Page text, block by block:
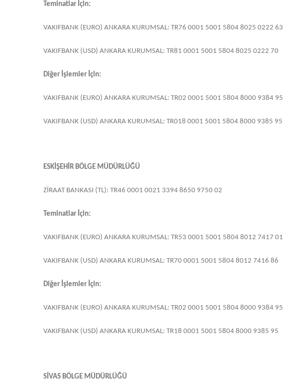
Teminatlar İçin:
VAKIFBANK (EURO) ANKARA KURUMSAL: TR76 0001 5001 5804 8025 0222 63
VAKIFBANK (USD) ANKARA KURUMSAL: TR81 0001 5001 5804 8025 0222 70
Diğer İşlemler İçin:
VAKIFBANK (EURO) ANKARA KURUMSAL: TR02 0001 5001 5804 8000 9384 95
VAKIFBANK (USD) ANKARA KURUMSAL: TR018 0001 5001 5804 8000 9385 95
ESKİŞEHİR BÖLGE MÜDÜRLÜĞÜ
ZİRAAT BANKASI (TL): TR46 0001 0021 3394 8650 9750 02
Teminatlar İçin:
VAKIFBANK (EURO) ANKARA KURUMSAL: TR53 0001 5001 5804 8012 7417 01
VAKIFBANK (USD) ANKARA KURUMSAL: TR70 0001 5001 5804 8012 7416 86
Diğer İşlemler İçin:
VAKIFBANK (EURO) ANKARA KURUMSAL: TR02 0001 5001 5804 8000 9384 95
VAKIFBANK (USD) ANKARA KURUMSAL: TR18 0001 5001 5804 8000 9385 95
SİVAS BÖLGE MÜDÜRLÜĞÜ